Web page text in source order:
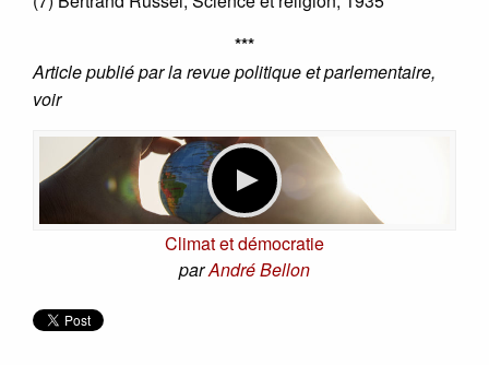
***
Article publié par la revue politique et parlementaire,
voir
Climat et démocratie
parAndré Bellon